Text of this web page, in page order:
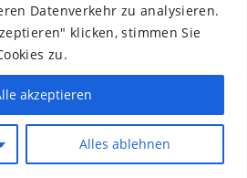
Datenverkehr zu analysieren.
klicken, stimmen Sie
zu.
Alles ablehnen
akzeptieren
akzeptierst Du unsere